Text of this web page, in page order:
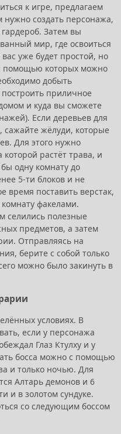
к игре, предлагаем
нужно создать персонажа,
Затем вы
мир, где освоиться
уже будет простой, но
помощью которых можно
добыть
приличное
и куда вы сможете
Если деревьев для
сажайте жёлуди, которые
Для этого нужно
растёт трава, и
одну комнату до
5-ти блоков и не
время поставить верстак,
факелами.
селились полезные
предметов, а затем
Отправляясь на
берите с собой только
можно было закинуть в
условиях. В
если у персонажа
Глаз Ктулху и у
босса можно с помощью
и только ночью. Для
Алтарь демонов и 6
и в золотом сундуке.
со следующим боссом